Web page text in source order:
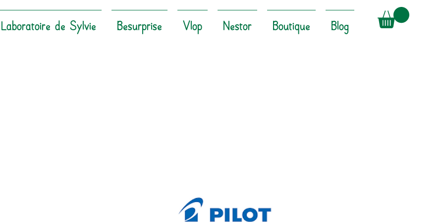
de Sylvie Besurprise Vlop Nestor Boutique Blog